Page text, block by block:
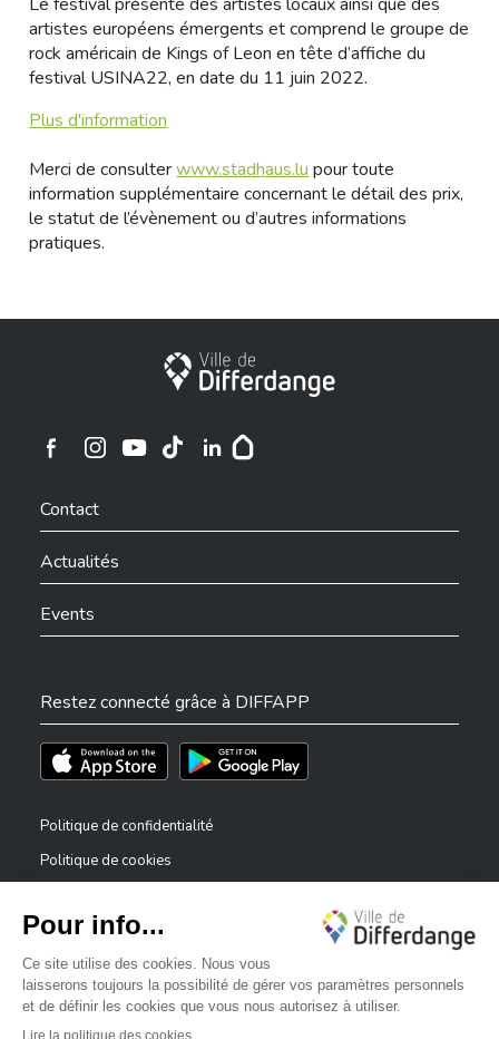
Le festival présente des artistes locaux ainsi que des
artistes européens émergents et comprend le groupe de
rock américain de Kings of Leon en tête d’affiche du
festival USINA22, en date du 11 juin 2022.
Plus d'information
Merci de consulterwww.stadhaus.lupour toute
information supplémentaire concernant le détail des prix,
le statut de l’évènement ou d’autres informations
pratiques.
Ville de Differdange
Ville de Differdange sur Instagram
Contact
Actualités
Events
Restez connecté grâce à DIFFAPP
Téléchargez l'app sur l'App StoreTéléchargez l'app sur Play Store
Politique de confidentialité
Politique de cookies
Déclaration d’accessibilité
Dispositif de signalement — lanceurs d’alerte
✕
Bonjour, comment puis-je vous aider ?